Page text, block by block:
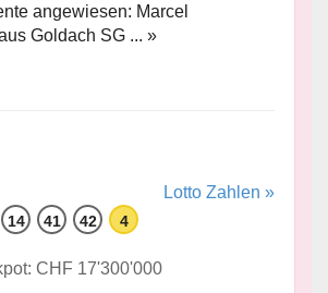
angewiesen: Marcel
Goldach SG ... »
Lotto Zahlen »
14 41 42 4
CHF 17'300'000